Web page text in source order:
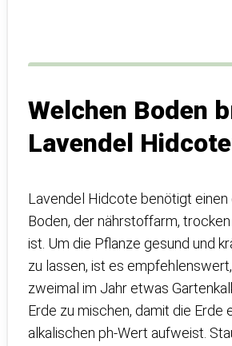
Welchen Boden
Lavendel
Lavendel Hidcote benötigt einen
Boden, der nährstoffarm,
ist. Um die Pflanze gesund und
zu lassen, ist es
zweimal im Jahr etwas
Erde zu mischen, damit die Erde
alkalischen ph-Wert aufweist.